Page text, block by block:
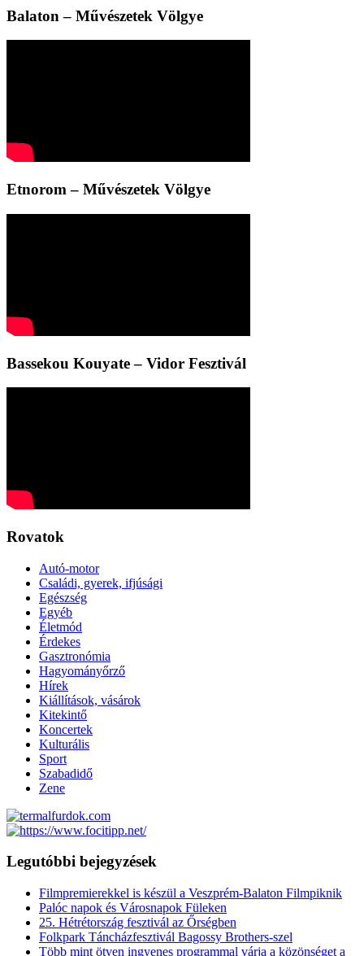
Balaton – Művészetek Völgye
Etnorom – Művészetek Völgye
Bassekou Kouyate – Vidor Fesztivál
Rovatok
Autó-motor
Családi, gyerek, ifjúsági
Egészség
Egyéb
Életmód
Érdekes
Gasztronómia
Hagyományőrző
Hírek
Kiállítások, vásárok
Kitekintő
Koncertek
Kulturális
Sport
Szabadidő
Zene
Legutóbbi bejegyzések
Filmpremierekkel is készül a Veszprém-Balaton Filmpiknik
Palóc napok és Városnapok Füleken
25. Hétrétország fesztivál az Őrségben
Folkpark Táncházfesztivál Bagossy Brothers-szel
Több mint ötven ingyenes programmal várja a közönséget a